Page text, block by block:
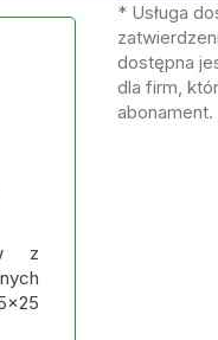
z
* Usługa
dostępna
dla firm,
abonament.